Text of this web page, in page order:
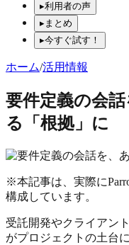
▸利用者の声
▸まとめ
▸今すぐ試す！
ホーム/活用情報
要件定義の会
る「根拠」に
※本記事は、実際に
構成しています。
受託開発やクライアン
がプロジェクトの土台